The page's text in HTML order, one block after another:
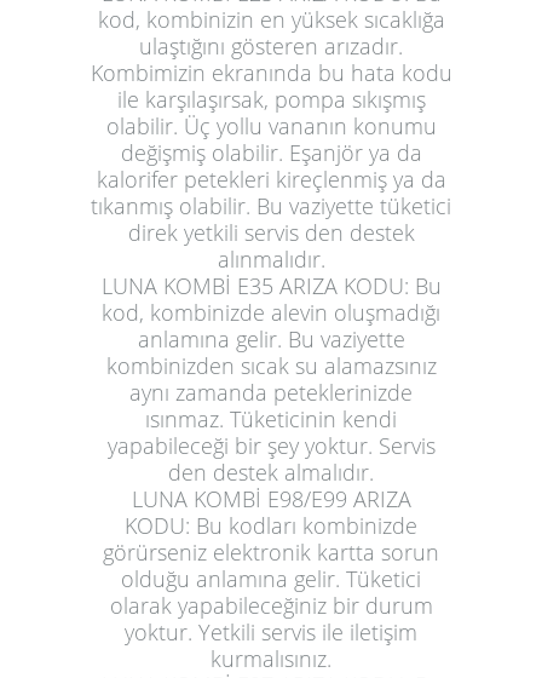
kod, kombinizin en yüksek sıcaklığa
ulaştığını gösteren arızadır.
Kombimizin ekranında bu hata kodu
ile karşılaşırsak, pompa sıkışmış
olabilir. Üç yollu vananın konumu
değişmiş olabilir. Eşanjör ya da
kalorifer petekleri kireçlenmiş ya da
tıkanmış olabilir. Bu vaziyette tüketici
direk yetkili servis den destek
alınmalıdır.
LUNA KOMBİ E35 ARIZA KODU: Bu
kod, kombinizde alevin oluşmadığı
anlamına gelir. Bu vaziyette
kombinizden sıcak su alamazsınız
aynı zamanda peteklerinizde
ısınmaz. Tüketicinin kendi
yapabileceği bir şey yoktur. Servis
den destek almalıdır.
LUNA KOMBİ E98/E99 ARIZA
KODU: Bu kodları kombinizde
görürseniz elektronik kartta sorun
olduğu anlamına gelir. Tüketici
olarak yapabileceğiniz bir durum
yoktur. Yetkili servis ile iletişim
kurmalısınız.